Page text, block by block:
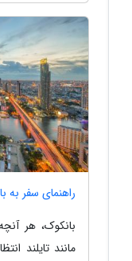
راهنمای سفر به
بانکوک، هر
مانند تایلند